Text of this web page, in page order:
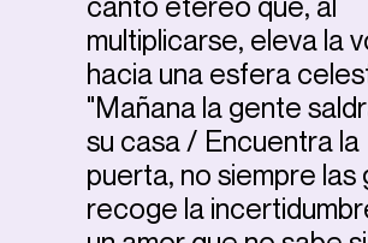
multiplicarse, eleva la
hacia una esfera
"Mañana la gente
su casa / Encuentra la
puerta, no siempre las
recoge la